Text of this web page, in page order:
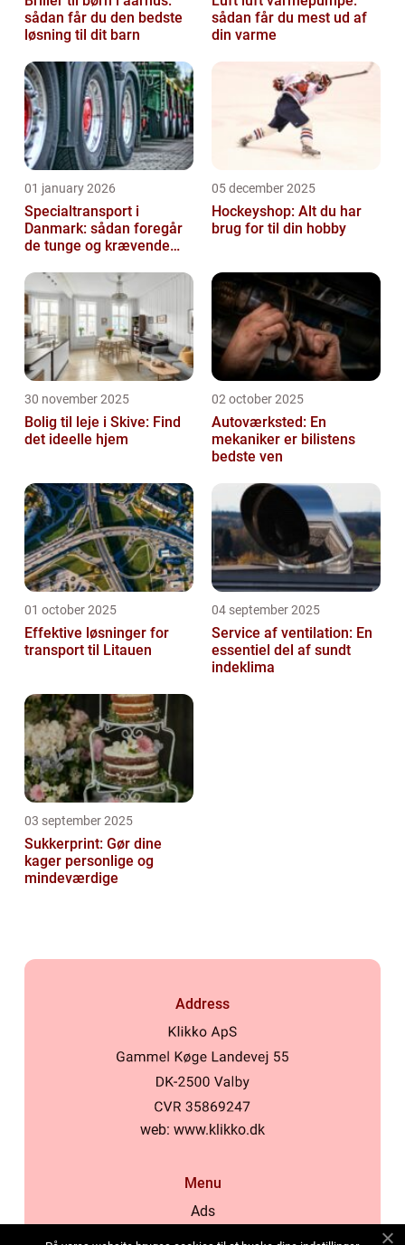
sådan får du den bedste
løsning til dit barn
sådan får du mest ud af
din varme
01 january 2026
Specialtransport i
Danmark: sådan foregår
de tunge og krævende
05 december 2025
Hockeyshop: Alt du har
brug for til din hobby
30 november 2025
Bolig til leje i Skive: Find
det ideelle hjem
02 october 2025
Autoværksted: En
mekaniker er bilistens
bedste ven
01 october 2025
Effektive løsninger for
transport til Litauen
04 september 2025
Service af ventilation: En
essentiel del af sundt
indeklima
03 september 2025
Sukkerprint: Gør dine
kager personlige og
mindeværdige
Address
web: www.klikko.dk
Menu
Ads